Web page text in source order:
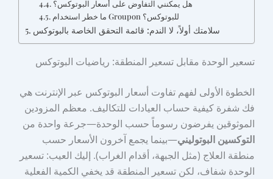
هل يمكنني التفاوض على أسعار البوتوكس؟
ما خطر استخدام Groupon للبوتوكس؟
سلامتك أولاً، لا الندم: قائمة التحقق الخاصة بالبوتوكس
تسعير الوحدة مقابل تسعير المنطقة: رياضيات البوتوكس
الخطوة الأولى لفهم تفاوت أسعار البوتوكس عبر الإنترنت هي
فك شفرة كيفية حساب العيادات للتكاليف. معظم المزودين
الموثوقين يفرضون رسوماً حسب الوحدة—جرعة واحدة من
التوكسين البوتوليني—بينما يجمع آخرون الأسعار حسب
منطقة العلاج (مثل الجبهة، أقدام الغراب). إليك العيب: تسعير
الوحدة شفاف، لكن تسعير المنطقة قد يخفي الكمية الفعلية